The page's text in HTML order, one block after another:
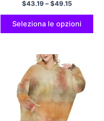
Felpa con cappuccio
comoda e classica con
cerniera in poliestere
Felpe con cappuccio giallo
$43.19 –$49.15
Seleziona le opzioni